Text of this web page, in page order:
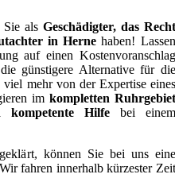
als Geschädigter, das Recht
in Hernehaben! Lassen
auf einen Kostenvoranschlag
günstigere Alternative für die
mehr von der Expertise eines
im kompletten Ruhrgebiet
kompetente Hilfebei einem
können Sie bei uns eine
fahren innerhalb kürzester Zeit